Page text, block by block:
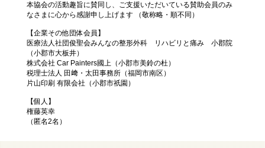
本協会の活動趣旨に賛同し、ご支援いただいている賛助会員のみ
なさまに心から感謝申し上げます （敬称略・順不同）
【企業その他団体会員】
医療法人社団俊聖会みんなの整形外科 リハビリと痛み 小郡院
（小郡市大板井）
株式会社 Car Painters國上（小郡市美鈴の杜）
税理士法人 田﨑・太田事務所（福岡市南区）
片山印刷 有限会社（小郡市祇園）
【個人】
権藤英幸
（匿名2名）